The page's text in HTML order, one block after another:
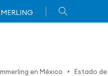
en México Estado